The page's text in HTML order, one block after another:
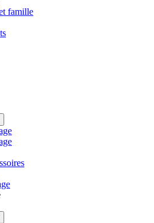
famille